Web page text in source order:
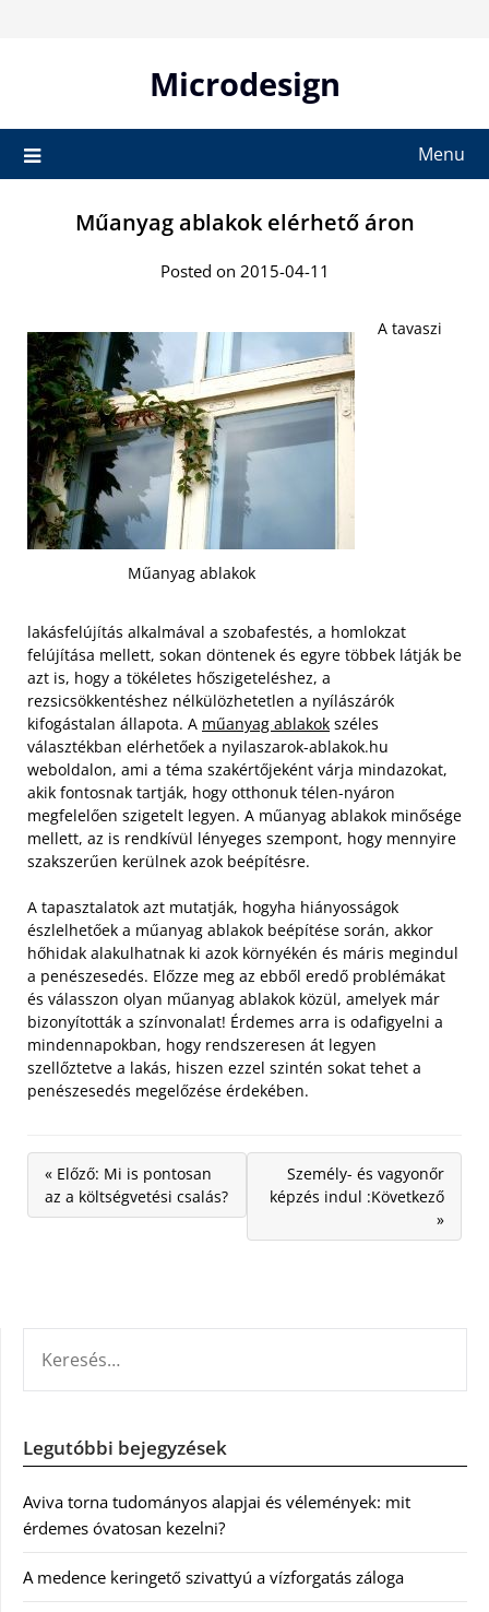
Microdesign
Menu
Műanyag ablakok elérhető áron
Posted on 2015-04-11
Műanyag ablakok
A tavaszi
lakásfelújítás alkalmával a szobafestés, a homlokzat
felújítása mellett, sokan döntenek és egyre többek látják be
azt is, hogy a tökéletes hőszigeteléshez, a
rezsicsökkentéshez nélkülözhetetlen a nyílászárók
kifogástalan állapota. A műanyag ablakok széles
választékban elérhetőek a nyilaszarok-ablakok.hu
weboldalon, ami a téma szakértőjeként várja mindazokat,
akik fontosnak tartják, hogy otthonuk télen-nyáron
megfelelően szigetelt legyen. A műanyag ablakok minősége
mellett, az is rendkívül lényeges szempont, hogy mennyire
szakszerűen kerülnek azok beépítésre.
A tapasztalatok azt mutatják, hogyha hiányosságok
észlelhetőek a műanyag ablakok beépítése során, akkor
hőhidak alakulhatnak ki azok környékén és máris megindul
a penészesedés. Előzze meg az ebből eredő problémákat
és válasszon olyan műanyag ablakok közül, amelyek már
bizonyították a színvonalat! Érdemes arra is odafigyelni a
mindennapokban, hogy rendszeresen át legyen
szellőztetve a lakás, hiszen ezzel szintén sokat tehet a
penészesedés megelőzése érdekében.
« Előző: Mi is pontosan
az a költségvetési csalás?
Személy- és vagyonőr
képzés indul :Következő
»
Legutóbbi bejegyzések
Aviva torna tudományos alapjai és vélemények: mit
érdemes óvatosan kezelni?
A medence keringető szivattyú a vízforgatás záloga